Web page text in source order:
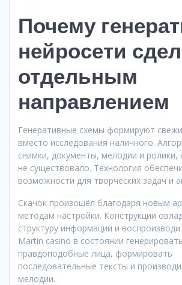
Почему
нейросети
отдельным
направлением
Генеративные схемы формируют
вместо исследования наличного.
снимки, документы, мелодии и ролики,
не существовало. Технология
возможности для творческих задач и
Скачок произошёл благодаря новым
методам настройки. Конструкции
структуру информации и
Martin casino в состоянии генерировать
правдоподобные лица, формировать
последовательные тексты и
мелодии.